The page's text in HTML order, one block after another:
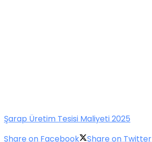
Şarap Üretim Tesisi Maliyeti 2025
Share on Facebook
Share on Twitter